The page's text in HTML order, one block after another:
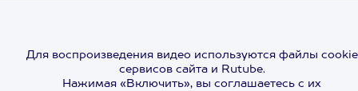
Для воспроизведения видео используются файлы cookie
сервисов сайта и Rutube.
Нажимая «Включить», вы соглашаетесь с их